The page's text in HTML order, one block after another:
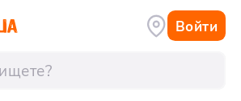
Войти